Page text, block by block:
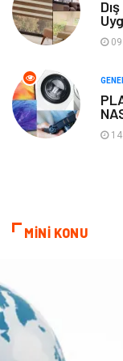
Hediyelik Eşya
Anahtar Kelime
Hosting
Google Sıralama
09
14
MİNİ KONU